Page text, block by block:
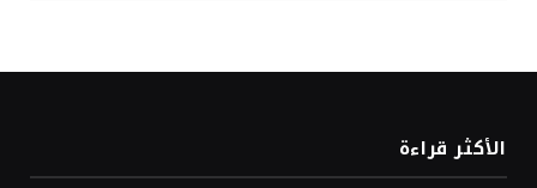
الاستثمارية
الذهب يسجل أعلى مستوى في أسبوعين بدعم
من تراجع الدولار
الأكثر قراءة